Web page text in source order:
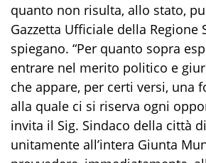
quanto non risulta, allo stato,
Gazzetta Ufficiale della Regione
spiegano. “Per quanto sopra
entrare nel merito politico e
che appare, per certi versi, una
alla quale ci si riserva ogni
invita il Sig. Sindaco della città
unitamente all’intera Giunta